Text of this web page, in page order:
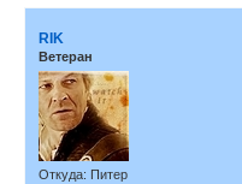
RIK
Ветеран
Откуда: Питер